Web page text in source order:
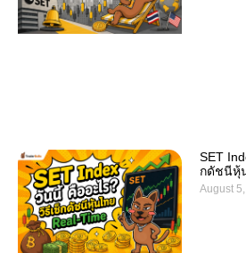
SET
กดัชนีหุ้
August